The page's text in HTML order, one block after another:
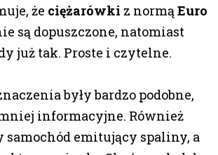
że ciężarówki z normąEuro
są dopuszczone, natomiast
już tak. Proste i czytelne.
były bardzo podobne,
informacyjne. Również
samochód emitujący spaliny, a